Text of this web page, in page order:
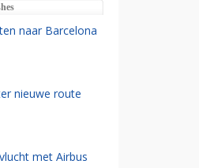
naar Barcelona
nieuwe route
met Airbus